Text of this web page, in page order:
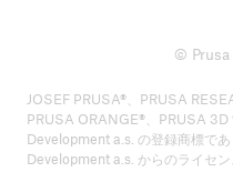
© Prusa
JOSEF PRUSA®、PRUSA
PRUSA ORANGE®、PRUSA 3D
Development a.s. の登録商標で
Development a.s. からのライセン